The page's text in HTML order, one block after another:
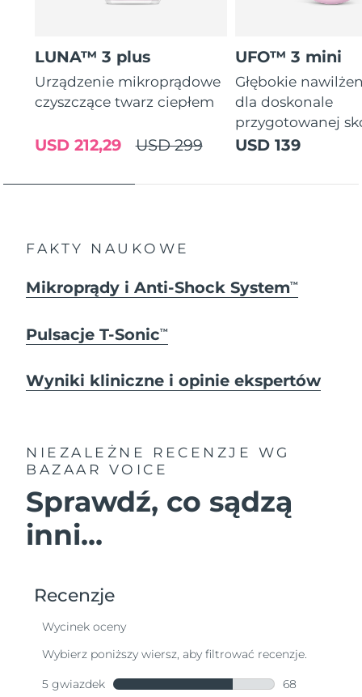
LUNA™ 3 plus
Urządzenie mikroprądowe
czyszczące twarz ciepłem
USD 299
USD 212,29
UFO™ 3 mini
Głębokie
dla doskonale
przygotowanej
USD 139
FAKTY NAUKOWE
Mikroprądy i Anti-Shock SystemTM
Pulsacje T-SonicTM
Wyniki kliniczne i opinie ekspertów
NIEZALEŻNE RECENZJE
WG
BAZAAR VOICE
Sprawdź, co sądzą
inni...